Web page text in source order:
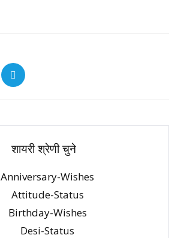
शायरी श्रेणी चुने
Anniversary-Wishes
Attitude-Status
Birthday-Wishes
Desi-Status